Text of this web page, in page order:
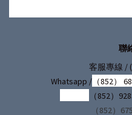
聯
客服專線 /
Whatsapp /（852）
（852）
（852）